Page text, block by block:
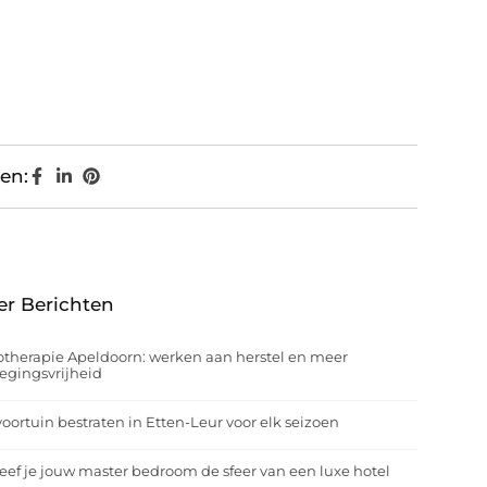
Berichten
Apeldoorn: werken aan herstel en meer
bestraten in Etten-Leur voor elk seizoen
je jouw master bedroom de sfeer van een luxe hotel